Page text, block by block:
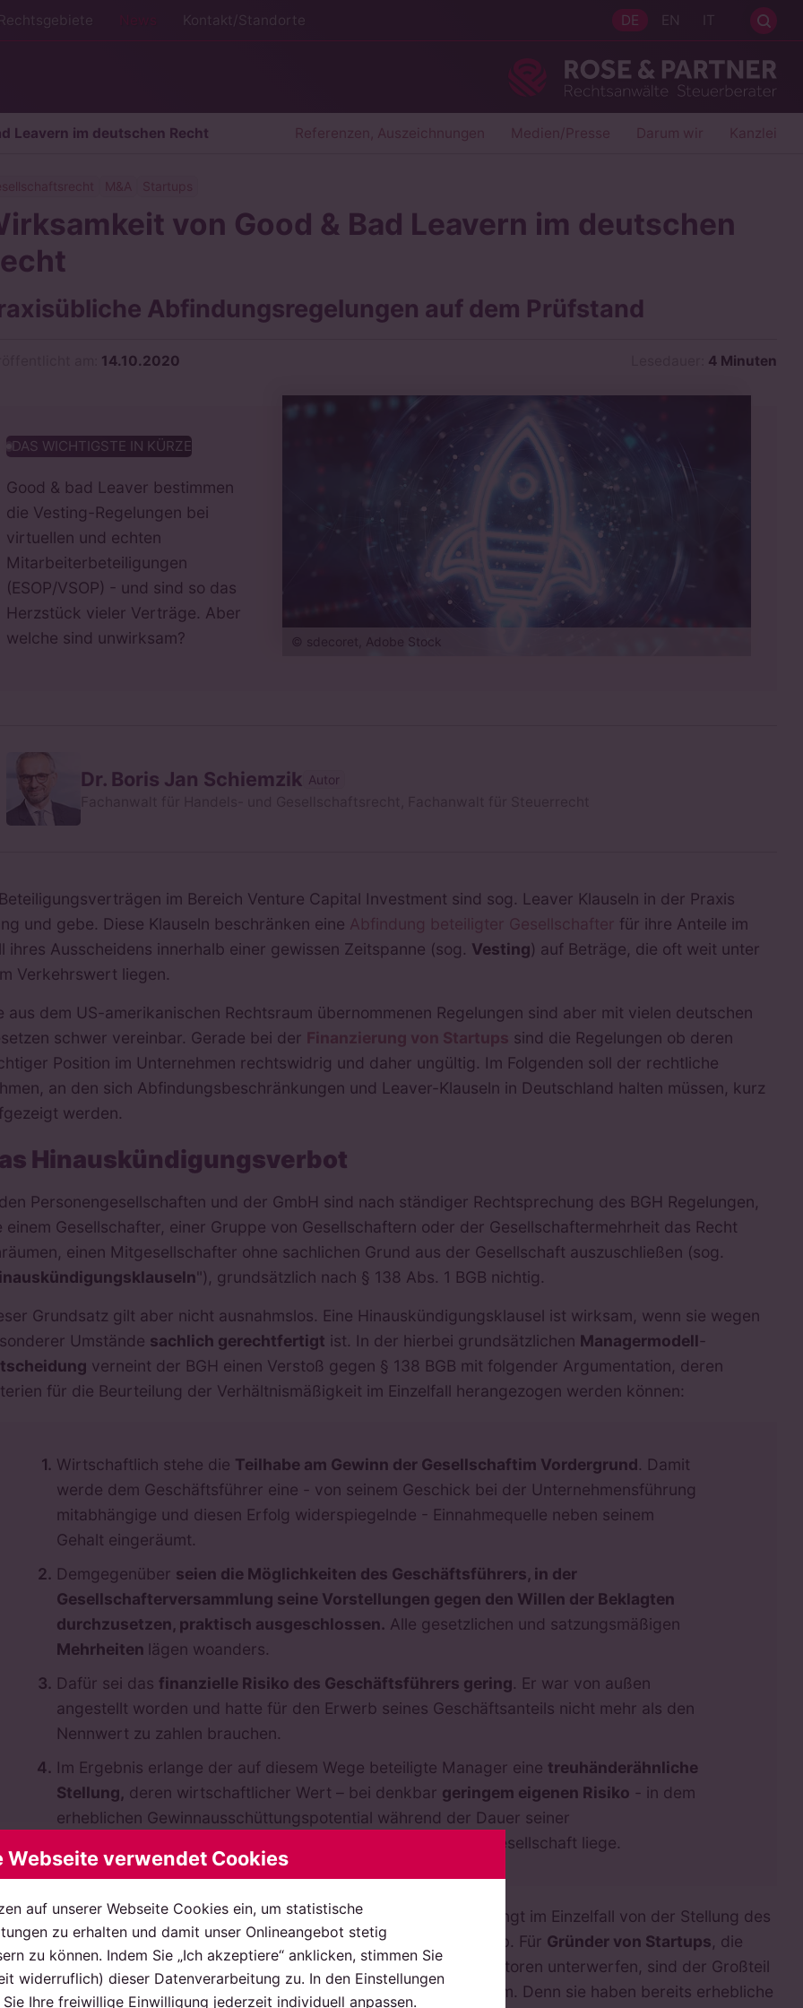
Rechtsgebiete News Kontakt/Standorte DE EN IT
Leavern im deutschen Recht Referenzen, Auszeichnungen Medien/Presse Darum wir Kanzlei
von Good & Bad Leavern im deutschen
Abfindungsregelungen auf dem Prüfstand
14.10.2020 4 Minuten
DAS WICHTIGSTE IN KÜRZE
© sdecoret, Adobe Stock
Good & bad Leaver bestimmen
die Vesting-Regelungen bei
virtuellen und echten
Mitarbeiterbeteiligungen
(ESOP/VSOP) - und sind so das
Herzstück vieler Verträge. Aber
welche sind unwirksam?
Dr. Boris Jan Schiemzik Autor
im Bereich Venture Capital Investment sind sog. Leaver Klauseln in der Praxis
und gebe. Diese Klauseln beschränken eine Abfindung beteiligter Gesellschafter für ihre Anteile im
ihres Ausscheidens innerhalb einer gewissen Zeitspanne (sog. Vesting) auf Beträge, die oft weit unter
Verkehrswert liegen.
aus dem US-amerikanischen Rechtsraum übernommenen Regelungen sind aber mit vielen deutschen
schwer vereinbar. Gerade bei der Finanzierung von Startups sind die Regelungen ob deren
Position im Unternehmen rechtswidrig und daher ungültig. Im Folgenden soll der rechtliche
an den sich Abfindungsbeschränkungen und Leaver-Klauseln in Deutschland halten müssen, kurz
werden.
Hinauskündigungsverbot
Personengesellschaften und der GmbH sind nach ständiger Rechtsprechung des BGH Regelungen,
einem Gesellschafter, einer Gruppe von Gesellschaftern oder der Gesellschaftermehrheit das Recht
einen Mitgesellschafter ohne sachlichen Grund aus der Gesellschaft auszuschließen (sog.
"), grundsätzlich nach § 138 Abs. 1 BGB nichtig.
Grundsatz gilt aber nicht ausnahmslos. Eine Hinauskündigungsklausel ist wirksam, wenn sie wegen
Umstände sachlich gerechtfertigt ist. In der hierbei grundsätzlichen Managermodell-
verneint der BGH einen Verstoß gegen § 138 BGB mit folgender Argumentation, deren
für die Beurteilung der Verhältnismäßigkeit im Einzelfall herangezogen werden können:
Wirtschaftlich stehe die Teilhabe am Gewinn der Gesellschaftim Vordergrund. Damit
werde dem Geschäftsführer eine - von seinem Geschick bei der Unternehmensführung
mitabhängige und diesen Erfolg widerspiegelnde - Einnahmequelle neben seinem
Gehalt eingeräumt.
Demgegenüber seien die Möglichkeiten des Geschäftsführers, in der
Gesellschafterversammlung seine Vorstellungen gegen den Willen der Beklagten
durchzusetzen, praktisch ausgeschlossen. Alle gesetzlichen und satzungsmäßigen
Mehrheiten lägen woanders.
Dafür sei das finanzielle Risiko des Geschäftsführers gering. Er war von außen
angestellt worden und hatte für den Erwerb seines Geschäftsanteils nicht mehr als den
Nennwert zu zahlen brauchen.
Im Ergebnis erlange der auf diesem Wege beteiligte Manager eine treuhänderähnliche
Stellung, deren wirtschaftlicher Wert – bei denkbar geringem eigenen Risiko - in dem
erheblichen Gewinnausschüttungspotential während der Dauer seiner
organschaftlichen und dienstvertraglichen Bindung an die Gesellschaft liege.
die Regelung also gegen das Hinauskündigungsverbot verstößt, hängt im Einzelfall von der Stellung des
und seinenMitwirkungsmöglichkeitenim Unternehmen ab. Für Gründer von Startups, die
inVC-Beteiligungsverträgensolchen Regelungen gegenüber Investoren unterwerfen, sind der Großteil
Klauseln unter Zugrundelegung dieser Kriterien indes unwirksam. Denn sie haben bereits erhebliche
Webseite verwendet Cookies
auf unserer Webseite Cookies ein, um statistische
zu erhalten und damit unser Onlineangebot stetig
zu können. Indem Sie „Ich akzeptiere“ anklicken, stimmen Sie
widerruflich) dieser Datenverarbeitung zu. In den Einstellungen
Sie Ihre freiwillige Einwilligung jederzeit individuell anpassen.